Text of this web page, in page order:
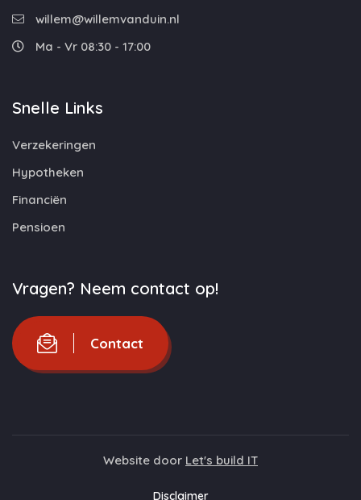
willem@willemvanduin.nl
Ma - Vr 08:30 - 17:00
Snelle Links
Verzekeringen
Hypotheken
Financiën
Pensioen
Vragen? Neem contact op!
Contact
Website door Let's build IT
Disclaimer